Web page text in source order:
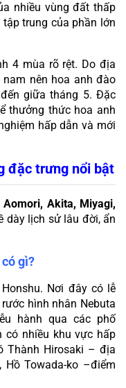
nhiều vùng đất thấp
trung của phần lớn
4 mùa rõ rệt. Do địa
nên hoa anh đào
giữa tháng 5. Đặc
thưởng thức hoa anh
hấp dẫn và mới
đặc trưng nổi bật
Aomori, Akita, Miyagi,
dày lịch sử lâu đời, ẩn
gì?
Nơi đây có lễ
hình nhân Nebuta
hành qua các phố
có nhiều khu vực hấp
Thành Hirosaki – địa
Towada-ko –điểm